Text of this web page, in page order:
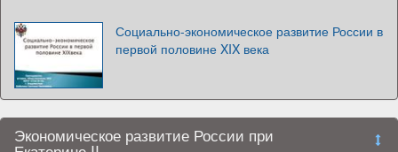
Социально-экономическое развитие России в
первой половине XIX века
Экономическое развитие России при